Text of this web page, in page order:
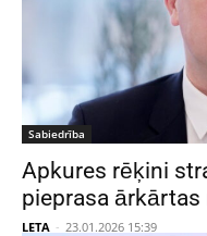
Sabiedrība
Apkures rēķini
pieprasa
LETA - 23.01.2026 15:39